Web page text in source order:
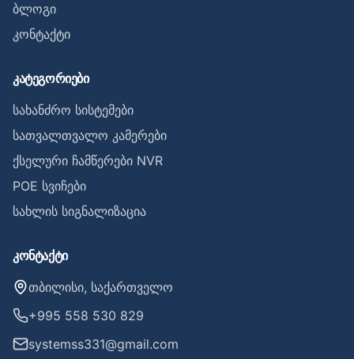
ბლოგი
კონტაქტი
კატეგორიები
სახანძრო სისტემები
სათვალთვალო კამერები
ქსელური ჩამწერები NVR
POE სვიჩები
სახლის სიგნალიზაცია
კონტაქტი
თბილისი, საქართველო
+995 558 530 829
systemss331@gmail.com